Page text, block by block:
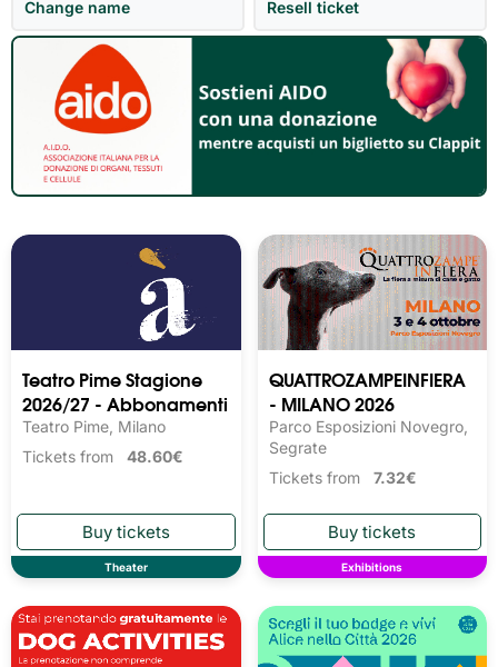
Teatro Pime Stagione
2026/27 - Abbonamenti
Teatro Pime, Milano
Tickets from 48.60€
Theater
QUATTROZAMPEINFIERA
- MILANO 2026
Parco Esposizioni Novegro,
Segrate
Tickets from 7.32€
Exhibitions
Change name Resell ticket